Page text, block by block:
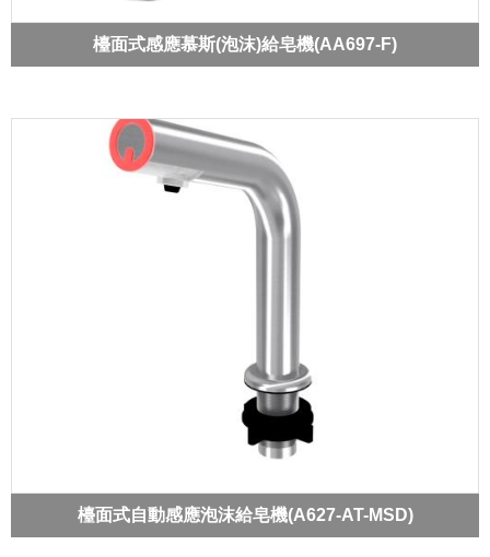
檯面式感應慕斯(泡沫)給皂機(AA697-F)
檯面式自動感應泡沫給皂機(A627-AT-MSD)